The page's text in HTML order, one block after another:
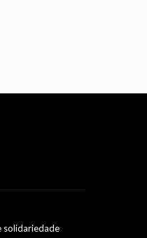
solidariedade